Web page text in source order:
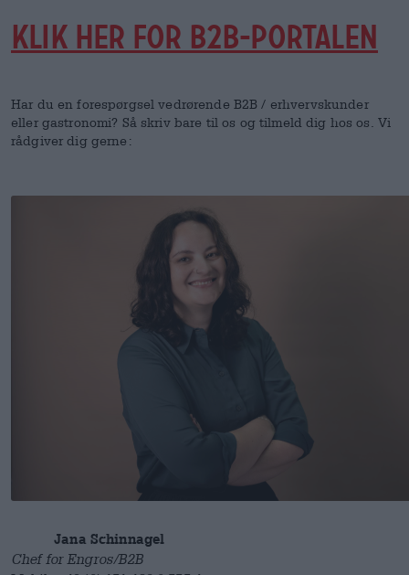
KLIK HER FOR B2B-PORTALEN
Har du en forespørgsel vedrørende B2B / erhvervskunder
eller gastronomi? Så skriv bare til os og tilmeld dig hos os. Vi
rådgiver dig gerne:
Jana Schinnagel
Chef for Engros/B2B